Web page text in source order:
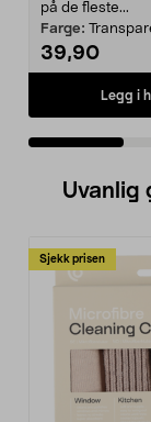
på de fleste...
Farge:
39,90
Legg i
Uvanlig
Sjekk prisen